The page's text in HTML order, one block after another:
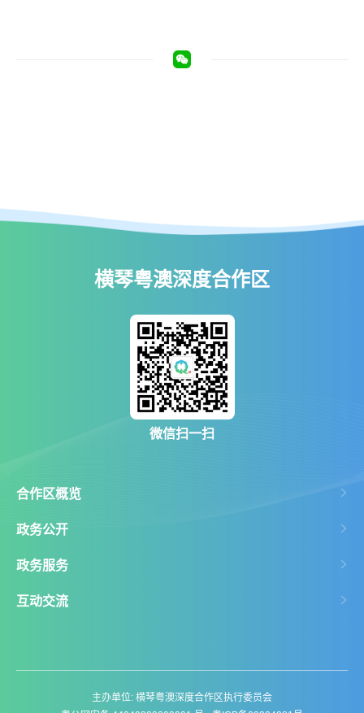
横琴粤澳深度合作区
微信扫一扫
合作区概览
政务公开
政务服务
互动交流
主办单位: 横琴粤澳深度合作区执行委员会